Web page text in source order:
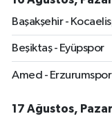
Başakşehir -
Beşiktaş - Eyüpspor
Amed - Erzurumspor
17 Ağustos,